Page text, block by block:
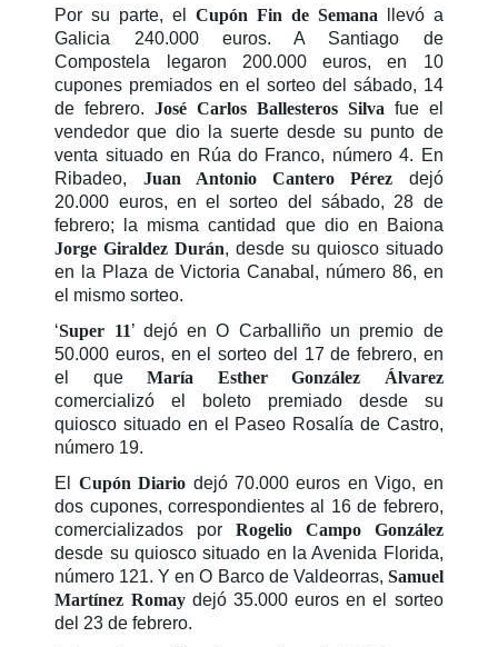
Por su parte, elCupón Fin de Semana llevó a
Galicia 240.000 euros. A Santiago de
Compostela legaron 200.000 euros, en 10
cupones premiados en el sorteo del sábado, 14
de febrero.José Carlos Ballesteros Silva fue el
vendedor que dio la suerte desde su punto de
venta situado en Rúa do Franco, número 4. En
Ribadeo, Juan Antonio Cantero Pérez dejó
20.000 euros, en el sorteo del sábado, 28 de
febrero; la misma cantidad que dio en Baiona
Jorge Giraldez Durán, desde su quiosco situado
en la Plaza de Victoria Canabal, número 86, en
el mismo sorteo.
‘Super 11’ dejó en O Carballiño un premio de
50.000 euros, en el sorteo del 17 de febrero, en
el queMaría Esther González Álvarez
comercializó el boleto premiado desde su
quiosco situado en el Paseo Rosalía de Castro,
número 19.
El Cupón Diario dejó 70.000 euros en Vigo, en
dos cupones, correspondientes al 16 de febrero,
comercializados por Rogelio Campo González
desde su quiosco situado en la Avenida Florida,
número 121. Y en O Barco de Valdeorras, Samuel
Martínez Romaydejó 35.000 euros en el sorteo
del 23 de febrero.